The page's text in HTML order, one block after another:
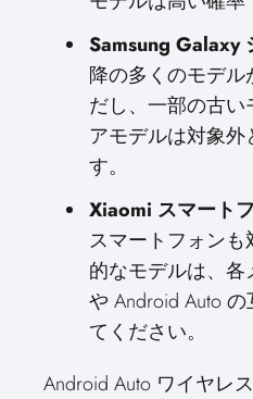
Samsung Galaxy
降の多くのモデ
だし、一部の古い
アモデルは対象外
す。
Xiaomi スマート
スマートフォン
的なモデルは、各
や Android Auto
てください。
Android Auto ワイヤレ